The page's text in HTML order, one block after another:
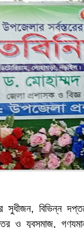
বিভিন্ন
ও যুবসমাজ,